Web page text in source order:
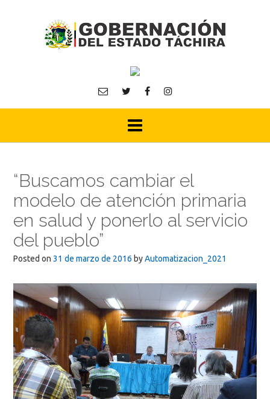
“Buscamos cambiar el
modelo de atención primaria
en salud y ponerlo al servicio
del pueblo”
Posted on 31 de marzo de 2016 byAutomatizacion_2021